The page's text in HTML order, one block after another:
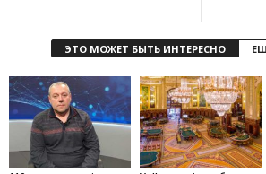
ЭТО МОЖЕТ БЫТЬ ИНТЕРЕСНО